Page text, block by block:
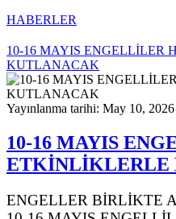
HABERLER
10-16 MAYIS ENGELLİLER
KUTLANACAK
Yayınlanma tarihi: May 10, 2026
10-16 MAYIS
ETKİNLİKLERLE
ENGELLER BİRLİKTE